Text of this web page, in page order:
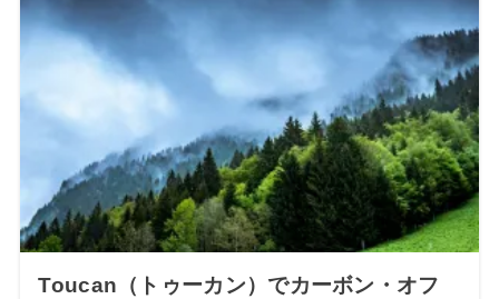
Toucan（トゥーカン）でカーボン・オフ